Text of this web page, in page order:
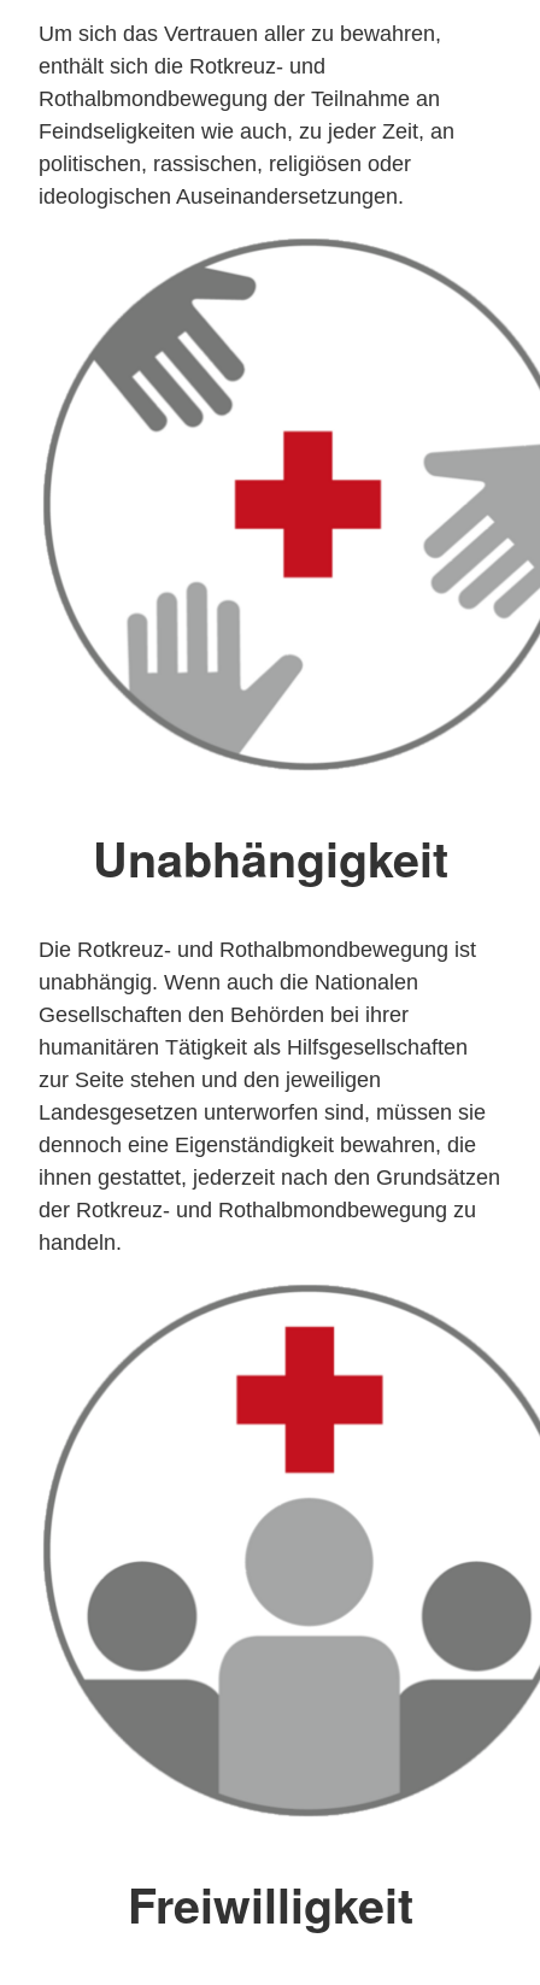
Um sich das Vertrauen aller zu bewahren,
enthält sich die Rotkreuz- und
Rothalbmondbewegung der Teilnahme an
Feindseligkeiten wie auch, zu jeder Zeit, an
politischen, rassischen, religiösen oder
ideologischen Auseinandersetzungen.
Unabhängigkeit
Die Rotkreuz- und Rothalbmondbewegung ist
unabhängig. Wenn auch die Nationalen
Gesellschaften den Behörden bei ihrer
humanitären Tätigkeit als Hilfsgesellschaften
zur Seite stehen und den jeweiligen
Landesgesetzen unterworfen sind, müssen sie
dennoch eine Eigenständigkeit bewahren, die
ihnen gestattet, jederzeit nach den Grundsätzen
der Rotkreuz- und Rothalbmondbewegung zu
handeln.
Freiwilligkeit